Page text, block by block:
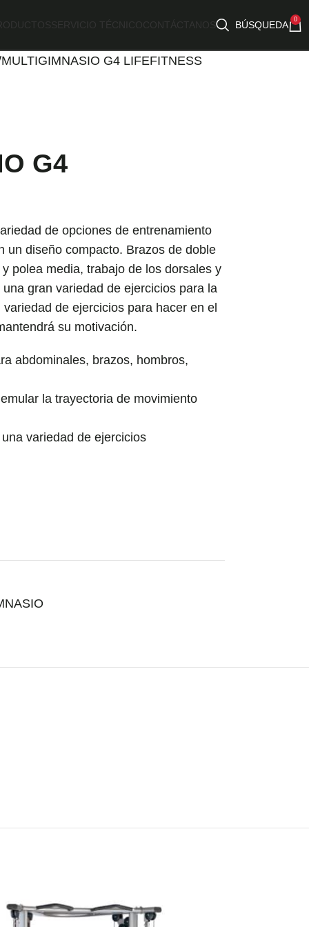
SERVICIO TÉCNICO CONTÁCTANOS BÚSQUEDA 0
MULTIGIMNASIO G4 LIFEFITNESS
G4
de opciones de entrenamiento
un diseño compacto. Brazos de doble
polea media, trabajo de los dorsales y
gran variedad de ejercicios para la
de ejercicios para hacer en el
su motivación.
abdominales, brazos, hombros,
la trayectoria de movimiento
variedad de ejercicios